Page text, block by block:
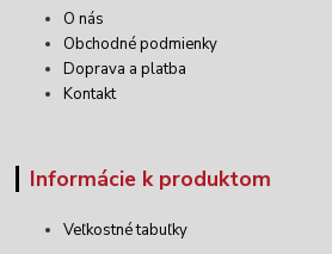
O nás
Obchodné podmienky
Doprava a platba
Kontakt
Informácie k produktom
Veľkostné tabuľky